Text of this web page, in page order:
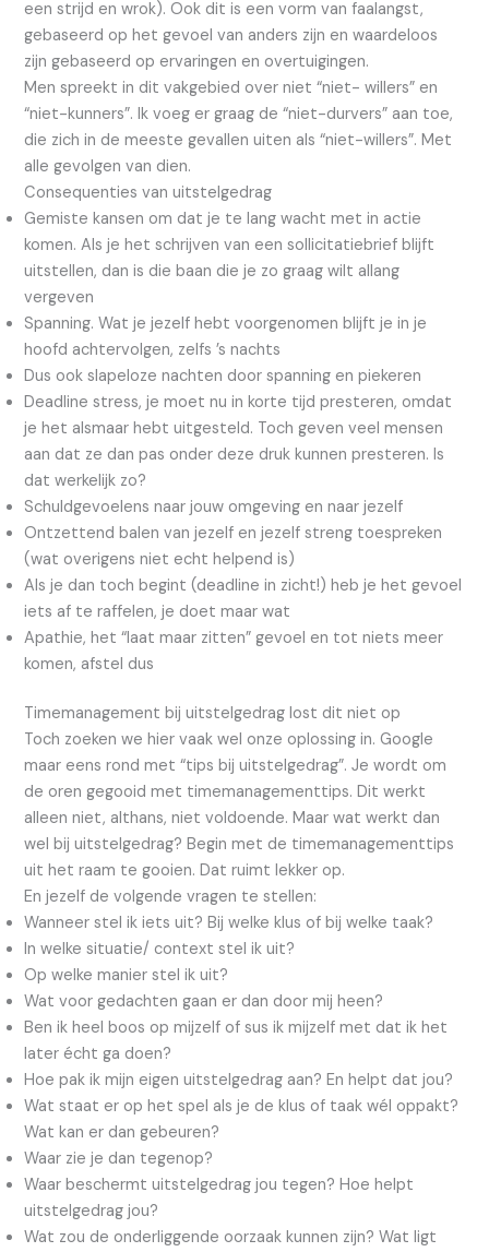
een strijd en wrok). Ook dit is een vorm van faalangst,
gebaseerd op het gevoel van anders zijn en waardeloos
zijn gebaseerd op ervaringen en overtuigingen.
Men spreekt in dit vakgebied over niet “niet- willers” en
“niet-kunners”. Ik voeg er graag de “niet-durvers” aan toe,
die zich in de meeste gevallen uiten als “niet-willers”. Met
alle gevolgen van dien.
Consequenties van uitstelgedrag
Gemiste kansen om dat je te lang wacht met in actie
komen. Als je het schrijven van een sollicitatiebrief blijft
uitstellen, dan is die baan die je zo graag wilt allang
vergeven
Spanning. Wat je jezelf hebt voorgenomen blijft je in je
hoofd achtervolgen, zelfs ’s nachts
Dus ook slapeloze nachten door spanning en piekeren
Deadline stress, je moet nu in korte tijd presteren, omdat
je het alsmaar hebt uitgesteld. Toch geven veel mensen
aan dat ze dan pas onder deze druk kunnen presteren. Is
dat werkelijk zo?
Schuldgevoelens naar jouw omgeving en naar jezelf
Ontzettend balen van jezelf en jezelf streng toespreken
(wat overigens niet echt helpend is)
Als je dan toch begint (deadline in zicht!) heb je het gevoel
iets af te raffelen, je doet maar wat
Apathie, het “laat maar zitten” gevoel en tot niets meer
komen, afstel dus
Timemanagement bij uitstelgedrag lost dit niet op
Toch zoeken we hier vaak wel onze oplossing in. Google
maar eens rond met “tips bij uitstelgedrag”. Je wordt om
de oren gegooid met timemanagementtips. Dit werkt
alleen niet, althans, niet voldoende. Maar wat werkt dan
wel bij uitstelgedrag? Begin met de timemanagementtips
uit het raam te gooien. Dat ruimt lekker op.
En jezelf de volgende vragen te stellen:
Wanneer stel ik iets uit? Bij welke klus of bij welke taak?
In welke situatie/ context stel ik uit?
Op welke manier stel ik uit?
Wat voor gedachten gaan er dan door mij heen?
Ben ik heel boos op mijzelf of sus ik mijzelf met dat ik het
later écht ga doen?
Hoe pak ik mijn eigen uitstelgedrag aan? En helpt dat jou?
Wat staat er op het spel als je de klus of taak wél oppakt?
Wat kan er dan gebeuren?
Waar zie je dan tegenop?
Waar beschermt uitstelgedrag jou tegen? Hoe helpt
uitstelgedrag jou?
Wat zou de onderliggende oorzaak kunnen zijn? Wat ligt